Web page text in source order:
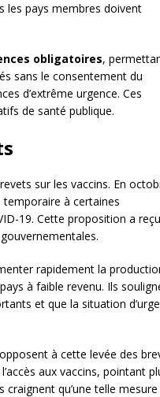
les pays membres doivent
obligatoires,
sans le consentement du
d’extrême urgence. Ces
de santé publique.
sur les vaccins. En
temporaire à certaines
19. Cette proposition a
rapidement la
à faible revenu. Ils
et que la situation
à cette levée des
aux vaccins, pointant
qu’une telle mesure